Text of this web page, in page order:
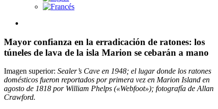
Image
Mayor confianza en la erradicación de ratones: los
túneles de lava de la isla Marion se cebarán a mano
Imagen superior: Sealer’s Cave en 1948; el lugar donde los ratones
domésticos fueron reportados por primera vez en Marion Island en
agosto de 1818 por William Phelps («Webfoot»); fotografía de Allan
Crawford.